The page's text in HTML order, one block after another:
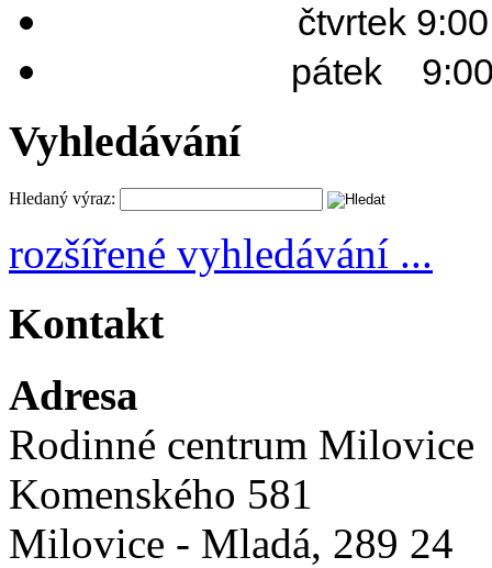
čtvrtek
pátek
Vyhledávání
Hledaný výraz:
rozšířené vyhledávání ...
Kontakt
Adresa
Rodinné centrum Milovice
Komenského 581
Milovice - Mladá, 289 24